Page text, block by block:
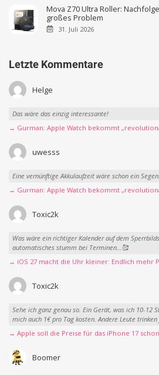
Mova Z70 Ultra Roller:
großes Problem
31. Juli 2026
Letzte Kommentare
Helge
Das wäre das einzig interessante!
→ Gurman: Apple Watch bekommt
uwesss
Eine vernünftige Akkulaufzeit wäre schon ein Segen.
→ Gurman: Apple Watch bekommt
Toxic2k
Was wäre ein richtiger Kalender auf dem
automatisches stumm bei Terminen…🥰
→ iOS 27 macht die Uhr kleiner: Endlich mehr
Toxic2k
Sehe ich ganz genau so. Ein Gerät, was ich 10-12
mich auch 1€ pro Tag kosten. Andere Leute
→ Apple soll die Preise für das iPhone 17
Boomer